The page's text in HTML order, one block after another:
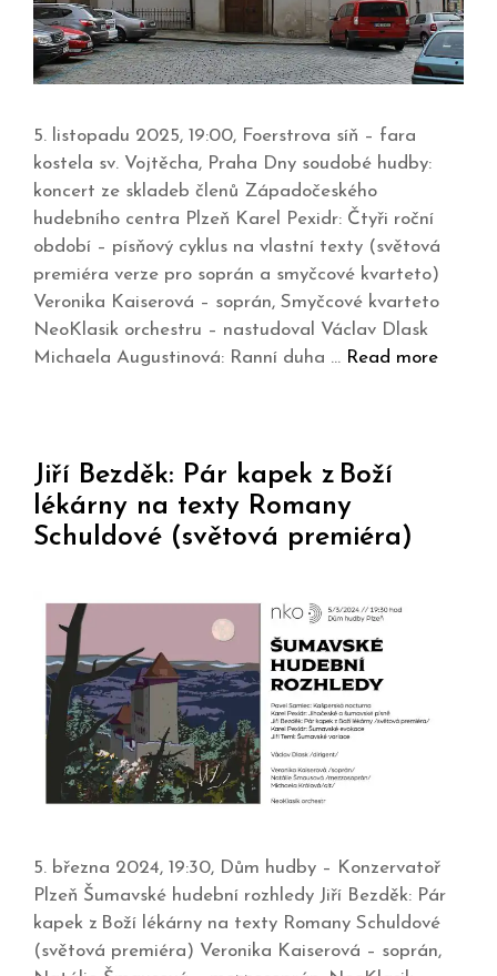
5. listopadu 2025, 19:00, Foerstrova síň – fara
kostela sv. Vojtěcha, Praha Dny soudobé hudby:
koncert ze skladeb členů Západočeského
hudebního centra Plzeň Karel Pexidr: Čtyři roční
období – písňový cyklus na vlastní texty (světová
premiéra verze pro soprán a smyčcové kvarteto)
Veronika Kaiserová – soprán, Smyčcové kvarteto
NeoKlasik orchestru – nastudoval Václav Dlask
Michaela Augustinová: Ranní duha … Read more
Jiří Bezděk: Pár kapek z Boží
lékárny na texty Romany
Schuldové (světová premiéra)
5. března 2024, 19:30, Dům hudby – Konzervatoř
Plzeň Šumavské hudební rozhledy Jiří Bezděk: Pár
kapek z Boží lékárny na texty Romany Schuldové
(světová premiéra) Veronika Kaiserová – soprán,